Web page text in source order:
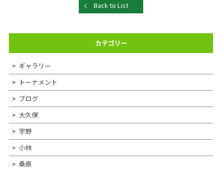
Back to List
カテゴリー
ギャラリー
トーナメント
ブログ
大久保
宇野
小林
桑原